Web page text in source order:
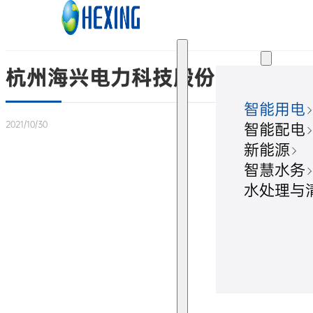
跳转到主要内容 跳转到页脚
智能用电
智能配电
新能源
智慧水务
水处理与
杭州海兴电力科技股份有限公司
2021/10/30